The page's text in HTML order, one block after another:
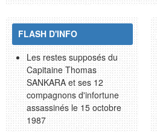
FLASH D'INFO
Les restes supposés du
Capitaine Thomas
SANKARA et ses 12
compagnons d'infortune
assassinés le 15 octobre
1987